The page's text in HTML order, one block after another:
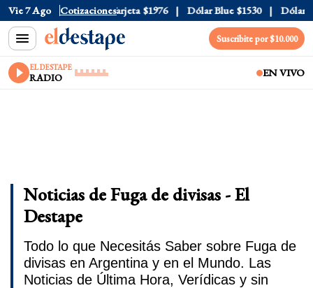
Vie 7 Ago Cotizaciones
$1520 Dólar Tarjeta $1976 Dólar Blue $1530 Dólar CCL
Suscribite por $10.000
EL DESTAPE
RADIO EN VIVO
Noticias de Fuga de divisas - El
Destape
Todo lo que Necesitás Saber sobre Fuga de
divisas en Argentina y en el Mundo. Las
Noticias de Última Hora, Verídicas y sin